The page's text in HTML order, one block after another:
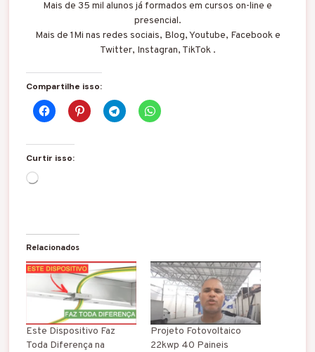
Mais de 35 mil alunos já formados em cursos on-line e
presencial.
Mais de 1Mi nas redes sociais, Blog, Youtube, Facebook e
Twitter, Instagran, TikTok .
Compartilhe isso:
Curtir isso:
C
g
n
o
.
.
Relacionados
Este Dispositivo Faz
Toda Diferença na
Projeto Fotovoltaico
22kwp 40 Paineis